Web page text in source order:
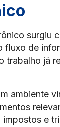
surgiu
fluxo de
trabalho já
ambiente
e